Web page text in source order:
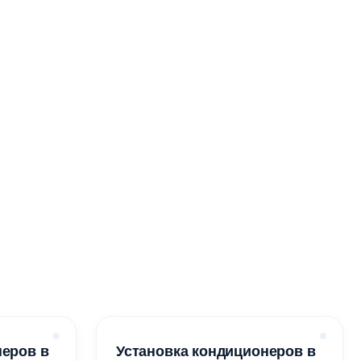
в
Установка кондиционеров в